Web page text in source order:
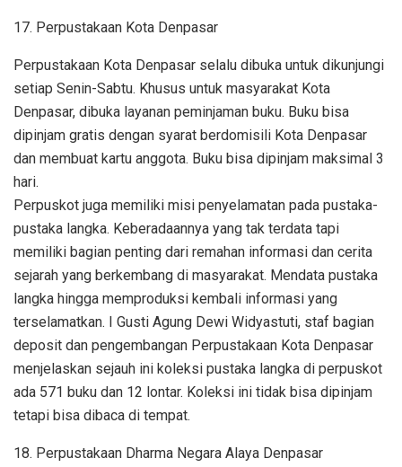
17. Perpustakaan Kota Denpasar
Perpustakaan Kota Denpasar selalu dibuka untuk dikunjungi
setiap Senin-Sabtu. Khusus untuk masyarakat Kota
Denpasar, dibuka layanan peminjaman buku. Buku bisa
dipinjam gratis dengan syarat berdomisili Kota Denpasar
dan membuat kartu anggota. Buku bisa dipinjam maksimal 3
hari.
Perpuskot juga memiliki misi penyelamatan pada pustaka-
pustaka langka. Keberadaannya yang tak terdata tapi
memiliki bagian penting dari remahan informasi dan cerita
sejarah yang berkembang di masyarakat. Mendata pustaka
langka hingga memproduksi kembali informasi yang
terselamatkan. I Gusti Agung Dewi Widyastuti, staf bagian
deposit dan pengembangan Perpustakaan Kota Denpasar
menjelaskan sejauh ini koleksi pustaka langka di perpuskot
ada 571 buku dan 12 lontar. Koleksi ini tidak bisa dipinjam
tetapi bisa dibaca di tempat.
18. Perpustakaan Dharma Negara Alaya Denpasar